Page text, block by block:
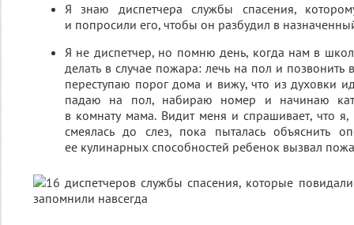
Я знаю диспетчера службы спасения,
и попросили его, чтобы он разбудил в
Я не диспетчер, но помню день, когда нам в
делать в случае пожара: лечь на пол и позвонить
переступаю порог дома и вижу, что из духовки
падаю на пол, набираю номер и начинаю
в комнату мама. Видит меня и спрашивает, что
смеялась до слез, пока пыталась объяснить
ее кулинарных способностей ребенок вызвал